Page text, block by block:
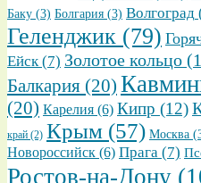
Баку (3) Болгария (3) Волгоград
Геленджик (79)
Ейск(7) Золотое кольцо
Балкария (20)
(20) Карелия (6) Кипр (12)
край (2) Крым (57) Москва
Новороссийск (6) Прага (7)
Ростов-на-Дону